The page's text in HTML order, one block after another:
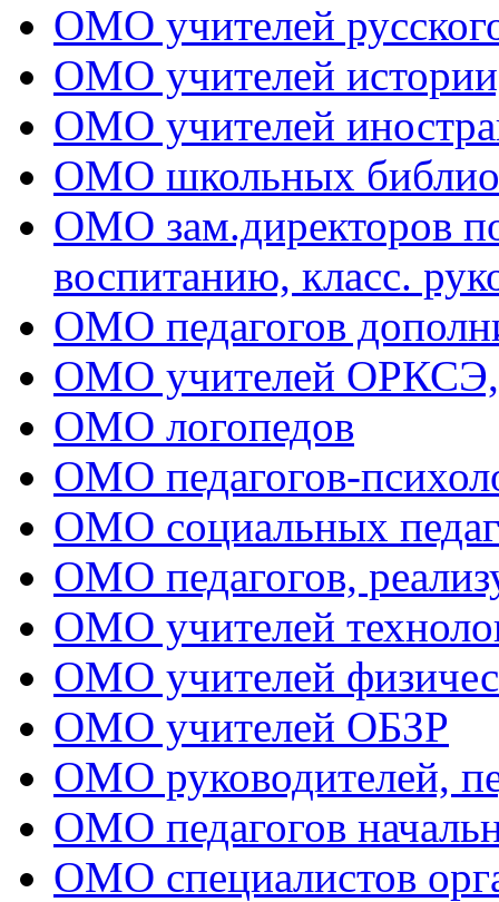
ОМО учителей
ОМО учителей
ОМО учителей
ОМО школьных
ОМО зам.директоров
воспитанию, класс.
ОМО педагогов
ОМО учителей
ОМО логопедов
ОМО педагогов-
ОМО социальных
ОМО педагогов,
ОМО учителей
ОМО учителей
ОМО учителей ОБЗР
ОМО руководителей,
ОМО педагогов
ОМО специалистов